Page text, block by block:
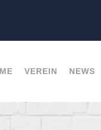
VEREIN NEWS